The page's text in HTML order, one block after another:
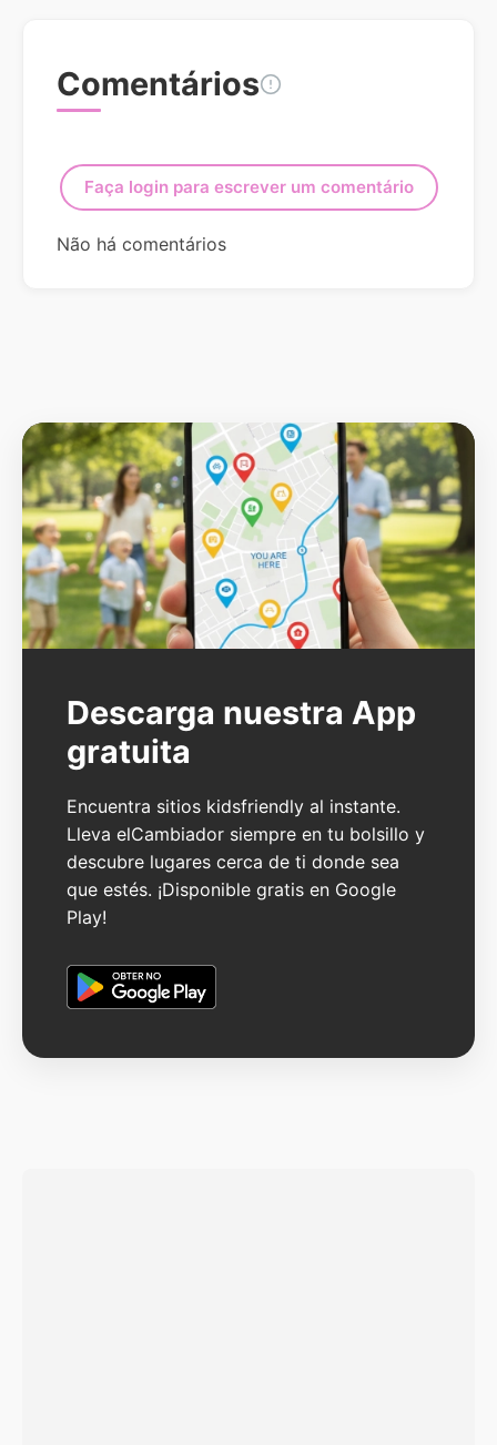
Comentários
Faça login para escrever um comentário
Não há comentários
Descarga nuestra App
gratuita
Encuentra sitios kidsfriendly al instante.
Lleva elCambiador siempre en tu bolsillo y
descubre lugares cerca de ti donde sea
que estés. ¡Disponible gratis en Google
Play!